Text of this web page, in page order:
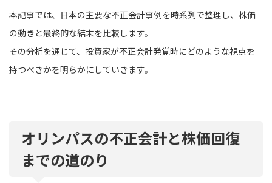
本記事では、日本の主要な不正会計事例を時系列で整理し、株価
の動きと最終的な結末を比較します。
その分析を通じて、投資家が不正会計発覚時にどのような視点を
持つべきかを明らかにしていきます。
オリンパスの不正会計と株価回復
までの道のり